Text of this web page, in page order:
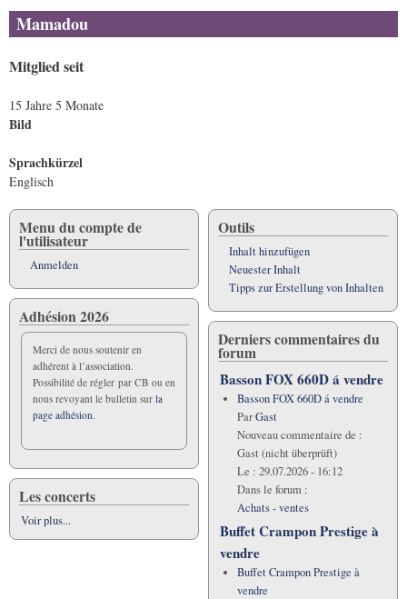
Mamadou
Mitglied seit
15 Jahre 5 Monate
Bild
Sprachkürzel
Englisch
Menu du compte de
l'utilisateur
Anmelden
Adhésion 2026
Merci de nous soutenir en
adhérent à l’association.
Possibilité de régler par CB ou en
nous revoyant le bulletin sur la
page adhésion.
Les concerts
Voir plus...
Outils
Inhalt hinzufügen
Neuester Inhalt
Tipps zur Erstellung von Inhalten
Derniers commentaires du
forum
Basson FOX 660D á vendre
Basson FOX 660D á vendre
ParGast
Nouveau commentaire de :
Gast (nicht überprüft)
Le : 29.07.2026 - 16:12
Dans le forum :
Achats - ventes
Buffet Crampon Prestige à
vendre
Buffet Crampon Prestige à
vendre